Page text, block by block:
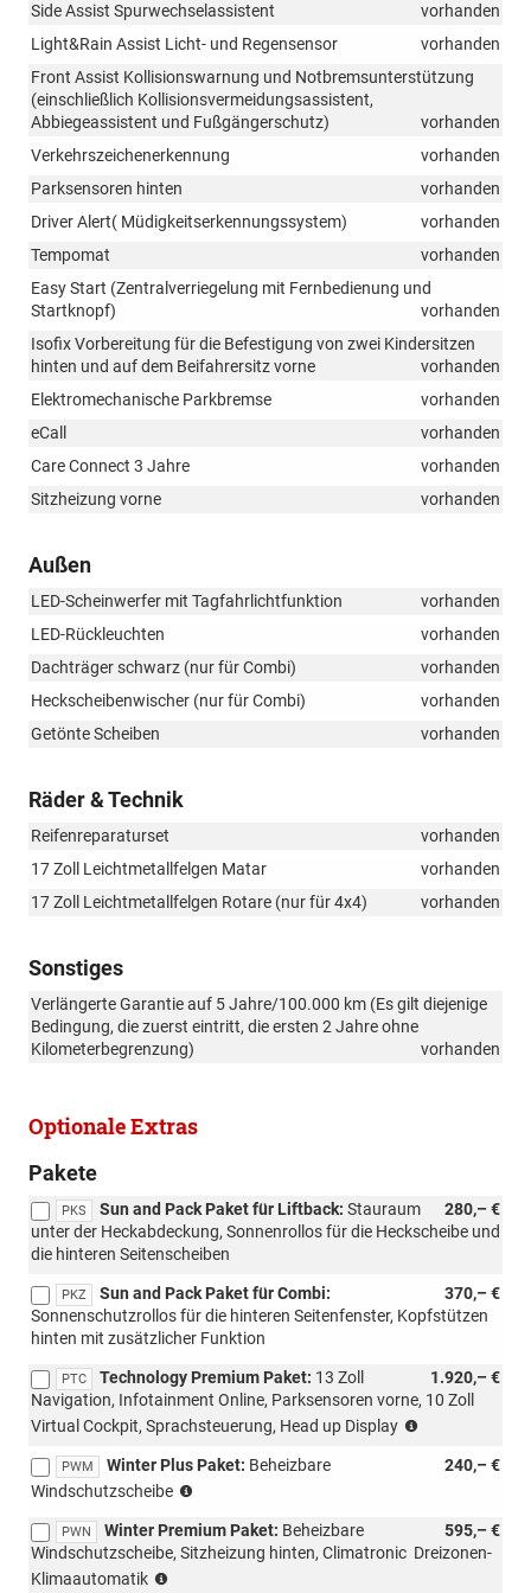
Side Assist Spurwechselassistent
vorhanden
Light&Rain Assist Licht- und Regensensor
vorhanden
Front Assist Kollisionswarnung und Notbremsunterstützung
(einschließlich Kollisionsvermeidungsassistent,
Abbiegeassistent und Fußgängerschutz)
vorhanden
Verkehrszeichenerkennung
vorhanden
Parksensoren hinten
vorhanden
Driver Alert( Müdigkeitserkennungssystem)
vorhanden
Tempomat
vorhanden
Easy Start (Zentralverriegelung mit Fernbedienung und
Startknopf)
vorhanden
Isofix Vorbereitung für die Befestigung von zwei Kindersitzen
hinten und auf dem Beifahrersitz vorne
vorhanden
Elektromechanische Parkbremse
vorhanden
eCall
vorhanden
Care Connect 3 Jahre
vorhanden
Sitzheizung vorne
vorhanden
Außen
LED-Scheinwerfer mit Tagfahrlichtfunktion
vorhanden
LED-Rückleuchten
vorhanden
Dachträger schwarz (nur für Combi)
vorhanden
Heckscheibenwischer (nur für Combi)
vorhanden
Getönte Scheiben
vorhanden
Räder & Technik
Reifenreparaturset
vorhanden
17 Zoll Leichtmetallfelgen Matar
vorhanden
17 Zoll Leichtmetallfelgen Rotare (nur für 4x4)
vorhanden
Sonstiges
Verlängerte Garantie auf 5 Jahre/100.000 km (Es gilt diejenige
Bedingung, die zuerst eintritt, die ersten 2 Jahre ohne
Kilometerbegrenzung)
vorhanden
Optionale Extras
Pakete
PKS 280,– €
Sun and Pack Paket für Liftback: Stauraum
unter der Heckabdeckung, Sonnenrollos für die Heckscheibe und
die hinteren Seitenscheiben
PKZ 370,– €
Sun and Pack Paket für Combi:
Sonnenschutzrollos für die hinteren Seitenfenster, Kopfstützen
hinten mit zusätzlicher Funktion
PTC 1.920,– €
Technology Premium Paket: 13 Zoll
Navigation, Infotainment Online, Parksensoren vorne, 10 Zoll
Virtual Cockpit, Sprachsteuerung, Head up Display
Loft
PWM 240,– €
Winter Plus Paket: Beheizbare
Windschutzscheibe
PLC/PL4/PLF/PL9
möglich)
PWN 595,– €
Winter Premium Paket: Beheizbare
Windschutzscheibe, Sitzheizung hinten, Climatronic  Dreizonen-
Klimaautomatik